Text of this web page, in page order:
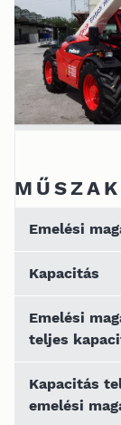
Emelési
Kapacitás
Emelési
teljes
Kapacitás
emelési